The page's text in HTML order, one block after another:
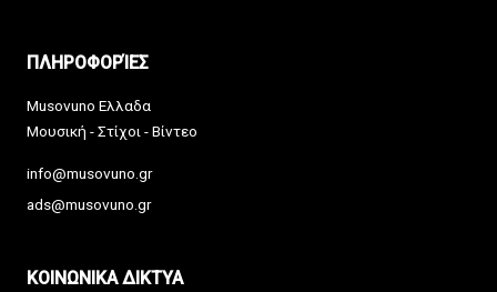
ΠΛΗΡΟΦΟΡΊΕΣ
Musovuno Ελλαδα
Μουσική - Στίχοι - Βίντεο
info@musovuno.gr
ads@musovuno.gr
ΚΟΙΝΩΝΙΚΑ ΔΙΚΤΥΑ